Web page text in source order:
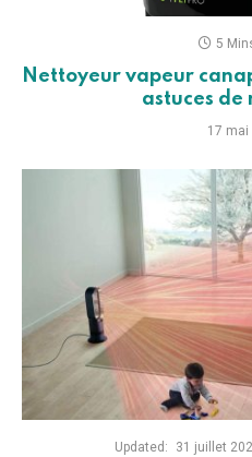
5
Nettoyeur vapeur
astuces
17 mai
Updated: 31 juillet